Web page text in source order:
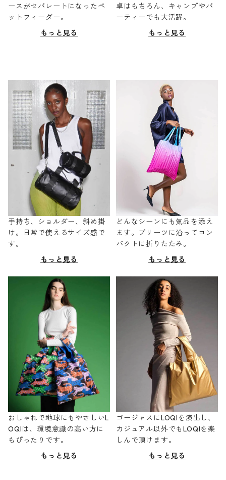
ースがセパレートになったペ
ットフィーダー。
もっと見る
卓はもちろん、キャンプやパ
ーティーでも大活躍。
もっと見る
手持ち、ショルダー、斜め掛
け。日常で使えるサイズ感で
す。
もっと見る
どんなシーンにも気品を添え
ます。プリーツに沿ってコン
パクトに折りたたみ。
もっと見る
おしゃれで地球にもやさしいL
OQIは、環境意識の高い方に
もぴったりです。
もっと見る
ゴージャスにLOQIを演出し、
カジュアル以外でもLOQIを楽
しんで頂けます。
もっと見る